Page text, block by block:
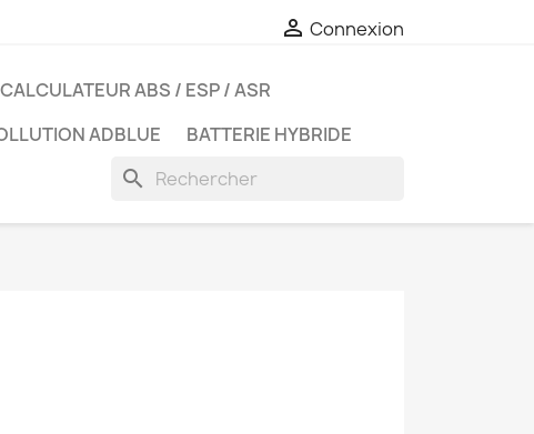
 Connexion
CALCULATEUR ABS / ESP / ASR
ADBLUE BATTERIE HYBRIDE
search